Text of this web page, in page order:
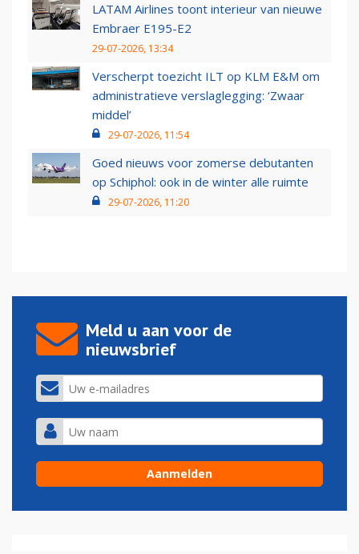
LATAM Airlines toont interieur van nieuwe
Embraer E195-E2
29-07-2026, 13:34
Verscherpt toezicht ILT op KLM E&M om
administratieve verslaglegging: ‘Zwaar
middel’
29-07-2026, 11:54
Goed nieuws voor zomerse debutanten
op Schiphol: ook in de winter alle ruimte
29-07-2026, 11:20
Meld u aan voor de
nieuwsbrief